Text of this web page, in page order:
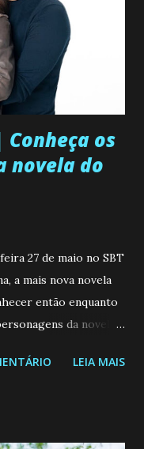
os
novela do
27 de maio no SBT
a mais nova novela
então enquanto
da novela?
(CamilaLEIA MAIS